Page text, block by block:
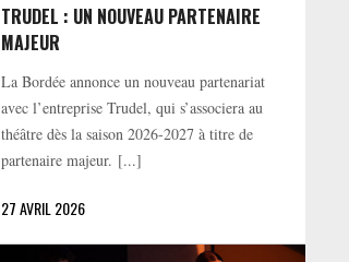
TRUDEL : UN NOUVEAU PARTENAIRE
MAJEUR
La Bordée annonce un nouveau partenariat
avec l’entreprise Trudel, qui s’associera au
théâtre dès la saison 2026-2027 à titre de
partenaire majeur. [...]
27 AVRIL 2026